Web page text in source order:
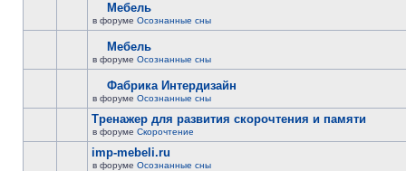
Мебель
в форуме Осознанные сны
Мебель
в форуме Осознанные сны
Фабрика Интердизайн
в форуме Осознанные сны
Тренажер для развития скорочтения и памяти
в форуме Скорочтение
imp-mebeli.ru
в форуме Осознанные сны